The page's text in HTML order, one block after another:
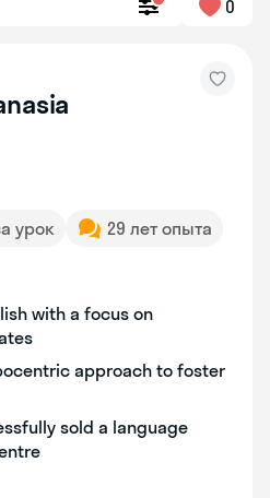
0
урок
29 лет опыта
with a focus on
approach to foster
sold a language